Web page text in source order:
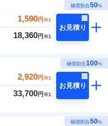
補償割合50%
1,590円 ※1
18,360円 ※1
お見積り
補償割合100%
2,920円 ※1
33,700円 ※1
お見積り
補償割合50%